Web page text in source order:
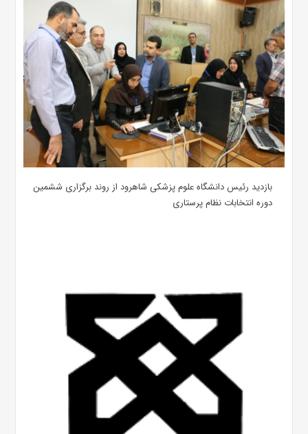
بازدید رئیس دانشگاه علوم پزشکی شاهرود از روند برگزاری ششمین
دوره انتخابات نظام پرستاری